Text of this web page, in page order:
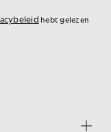
hebt gelezen